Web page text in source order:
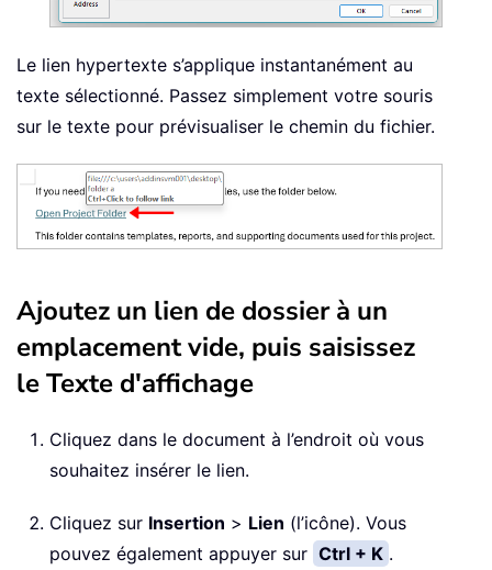
Le lien hypertexte s’applique instantanément au
texte sélectionné. Passez simplement votre souris
sur le texte pour prévisualiser le chemin du fichier.
Ajoutez un lien de dossier à un
emplacement vide, puis saisissez
le Texte d'affichage
Cliquez dans le document à l’endroit où vous
souhaitez insérer le lien.
Cliquez sur Insertion > Lien (l’icône). Vous
pouvez également appuyer sur Ctrl + K .